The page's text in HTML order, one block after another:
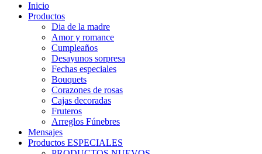
Inicio
Productos
Dia de la madre
Amor y romance
Cumpleaños
Desayunos sorpresa
Fechas especiales
Bouquets
Corazones de rosas
Cajas decoradas
Fruteros
Arreglos Fúnebres
Mensajes
Productos ESPECIALES